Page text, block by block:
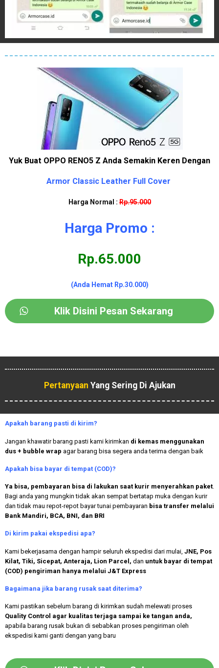
Yuk Buat OPPO RENO5 Z Anda Semakin Keren Dengan
Armor Classic Leather Full Cover
Harga Normal :Rp.95.000
Harga Promo :
Rp.65.000
(Anda Hemat Rp.30.000)
Klik Disini Pesan Sekarang
Pertanyaan Yang Sering Di Ajukan
Apakah barang pasti di kirim?
Jangan khawatir barang pasti kami kirimkan di kemas menggunakan
dus + bubble wrap agar barang bisa segera anda terima dengan baik
Apakah bisa bayar di tempat (COD)?
Ya bisa, pembayaran bisa di lakukan saat kurir menyerahkan paket.
Bagi anda yang mungkin tidak akan sempat bertatap muka dengan kurir
dan tidak mau repot-repot bayar tunai pembayaran bisa transfer melalui
Bank Mandiri, BCA, BNI, dan BRI
Di kirim pakai ekspedisi apa?
Kami bekerjasama dengan hampir seluruh ekspedisi dari mulai, JNE, Pos
Kilat, Tiki, Sicepat, Anteraja, Lion Parcel, dan untuk bayar di tempat
(COD) pengiriman hanya melalui J&T Express
Bagaimana jika barang rusak saat diterima?
Kami pastikan sebelum barang di kirimkan sudah melewati proses
Quality Control agar kualitas terjaga sampai ke tangan anda,
apabila barang rusak bukan di sebabkan proses pengiriman oleh
ekspedisi kami ganti dengan yang baru